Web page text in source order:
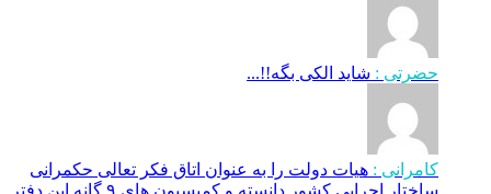
حضرتی : شاید الکی بگه!!...
کامرانی : هیات دولت را به عنوان اتاق فکر تعالی حکمرانی
ساختار اجرایی کشور دانسته و کمیسیون های ۹ گانه این دفتر